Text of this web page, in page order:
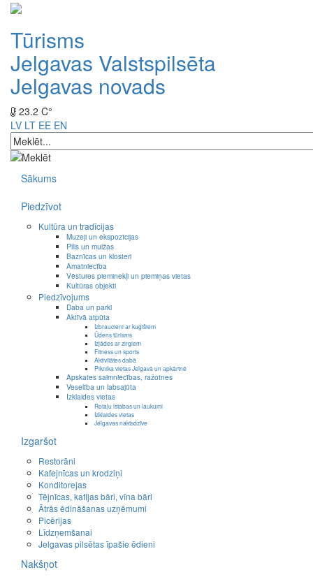
Tūrisms
Jelgavas Valstspilsēta
Jelgavas novads
23.2 C°
LV LT EE EN
Sākums
Piedzīvot
Kultūra un tradīcijas
Muzeji un ekspozīcijas
Pilis un muižas
Baznīcas un klosteri
Amatniecība
Vēstures pieminekļi un piemiņas vietas
Kultūras objekti
Piedzīvojums
Daba un parki
Aktīvā atpūta
Izbraucieni ar kuģīšiem
Ūdens tūrisms
Izjādes ar zirgiem
Fitness un sports
Aktivitātes dabā
Piknika vietas Jelgavā un apkārtnē
Apskates saimniecības, ražotnes
Veselība un labsajūta
Izklaides vietas
Rotaļu istabas un laukumi
Izklaides vietas
Jelgavas naktsdzīve
Izgaršot
Restorāni
Kafejnīcas un krodziņi
Konditorejas
Tējnīcas, kafijas bāri, vīna bāri
Ātrās ēdināšanas uzņēmumi
Picērijas
Līdzņemšanai
Jelgavas pilsētas īpašie ēdieni
Nakšņot